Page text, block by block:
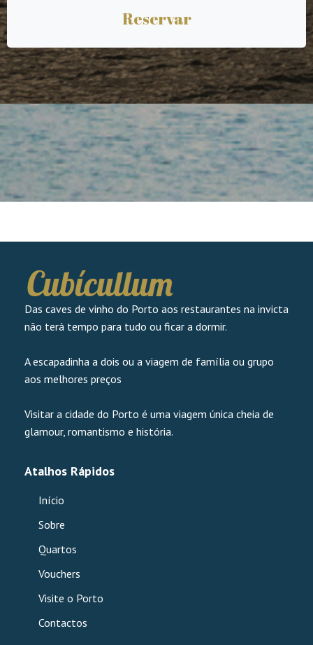
Reservar
Das caves de vinho do Porto aos restaurantes na invicta
não terá tempo para tudo ou ficar a dormir.
A escapadinha a dois ou a viagem de família ou grupo
aos melhores preços
Visitar a cidade do Porto é uma viagem única cheia de
glamour, romantismo e história.
Atalhos Rápidos
Início
Sobre
Quartos
Vouchers
Visite o Porto
Contactos